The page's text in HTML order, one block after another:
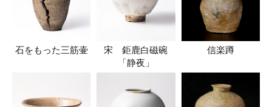
石をもった三筋壷
宋 鉅鹿白磁碗
「静夜」
信楽蹲